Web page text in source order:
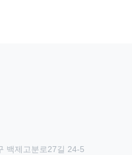
백제고분로27길 24-5